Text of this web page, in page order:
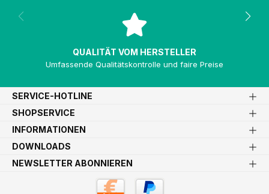
QUALITÄT VOM HERSTELLER
Umfassende Qualitätskontrolle und faire Preise
SERVICE-HOTLINE
SHOPSERVICE
INFORMATIONEN
DOWNLOADS
NEWSLETTER ABONNIEREN